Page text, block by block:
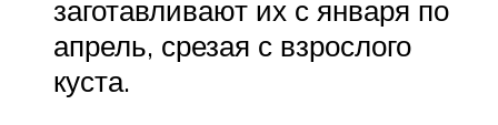
заготавливают их с января по
апрель, срезая с взрослого
куста.